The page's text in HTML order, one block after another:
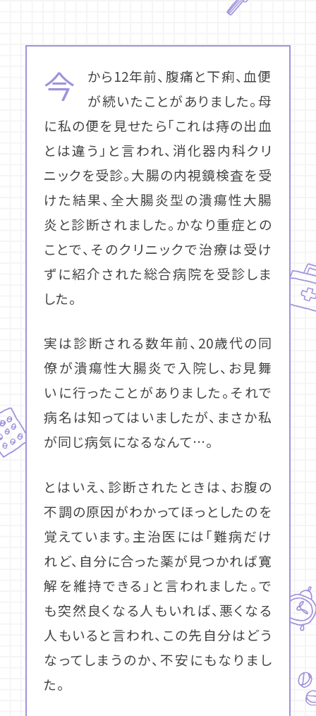
今
から12年前、腹痛と下痢、血便
が続いたことがありました。母
に私の便を見せたら「これは痔の出血
とは違う」と言われ、消化器内科クリ
ニックを受診。大腸の内視鏡検査を受
けた結果、全大腸炎型の潰瘍性大腸
炎と診断されました。かなり重症との
ことで、そのクリニックで治療は受け
ずに紹介された総合病院を受診しま
した。
実は診断される数年前、20歳代の同
僚が潰瘍性大腸炎で入院し、お見舞
いに行ったことがありました。それで
病名は知ってはいましたが、まさか私
が同じ病気になるなんて…。
とはいえ、診断されたときは、お腹の
不調の原因がわかってほっとしたのを
覚えています。主治医には「難病だけ
れど、自分に合った薬が見つかれば寛
解を維持できる」と言われました。で
も突然良くなる人もいれば、悪くなる
人もいると言われ、この先自分はどう
なってしまうのか、不安にもなりまし
た。